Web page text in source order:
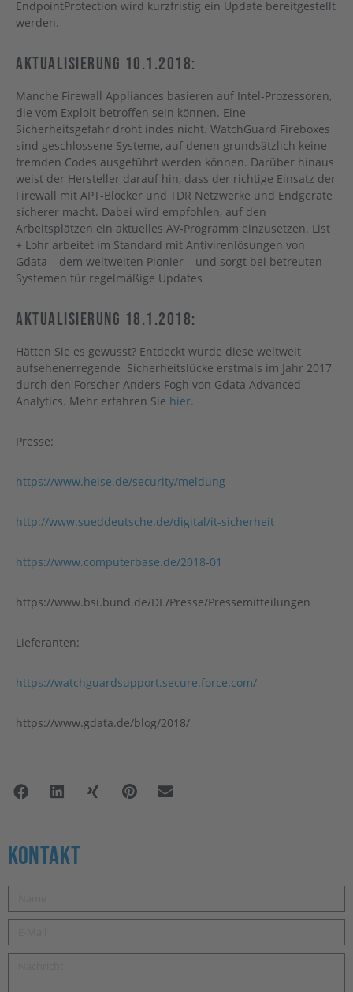
EndpointProtection wird kurzfristig ein Update bereitgestellt
werden.
Aktualisierung 10.1.2018:
Manche Firewall Appliances basieren auf Intel-Prozessoren,
die vom Exploit betroffen sein können. Eine
Sicherheitsgefahr droht indes nicht. WatchGuard Fireboxes
sind geschlossene Systeme, auf denen grundsätzlich keine
fremden Codes ausgeführt werden können. Darüber hinaus
weist der Hersteller darauf hin, dass der richtige Einsatz der
Firewall mit APT-Blocker und TDR Netzwerke und Endgeräte
sicherer macht. Dabei wird empfohlen, auf den
Arbeitsplätzen ein aktuelles AV-Programm einzusetzen. List
+ Lohr arbeitet im Standard mit Antivirenlösungen von
Gdata – dem weltweiten Pionier – und sorgt bei betreuten
Systemen für regelmäßige Updates
Aktualisierung 18.1.2018:
Hätten Sie es gewusst? Entdeckt wurde diese weltweit
aufsehenerregende Sicherheitslücke erstmals im Jahr 2017
durch den Forscher Anders Fogh von Gdata Advanced
Analytics. Mehr erfahren Sie hier.
Presse:
https://www.heise.de/security/meldung
http://www.sueddeutsche.de/digital/it-sicherheit
https://www.computerbase.de/2018-01
https://www.bsi.bund.de/DE/Presse/Pressemitteilungen
Lieferanten:
https://watchguardsupport.secure.force.com/
https://www.gdata.de/blog/2018/
Kontakt